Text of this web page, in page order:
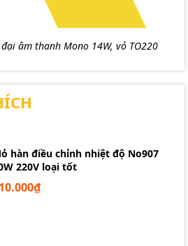
đại âm thanh Mono 14W, vỏ TO220
hàn điều chỉnh nhiệt độ No907
220V loại tốt